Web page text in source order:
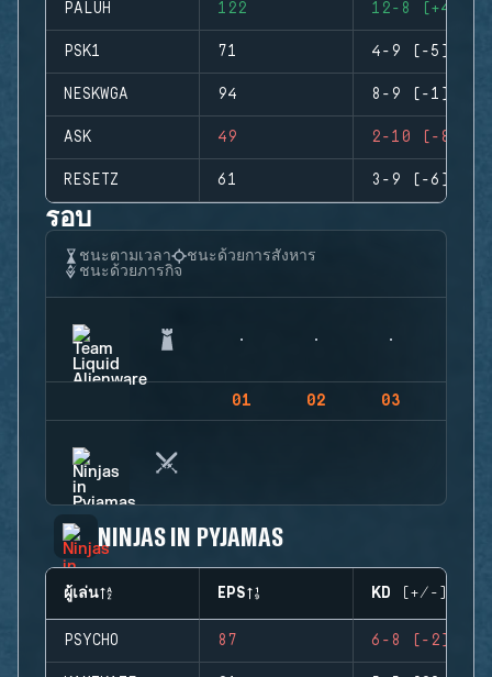
PALUH 122 12-8 (+4)
PSK1 71 4-9 (-5)
NESKWGA 94 8-9 (-1)
ASK 49 2-10 (-8)
RESETZ 61 3-9 (-6)
รอบ
ชนะตามเวลา
ชนะด้วยการสังหาร
ชนะด้วยภารกิจ
01 02 03
NINJAS IN PYJAMAS
ผู้เล่น EPS KD (+/-)
PSYCHO 87 6-8 (-2)